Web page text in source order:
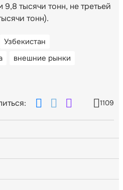
тысячи тонн, не третьей
тонн).
Узбекистан
внешние рынки
1109